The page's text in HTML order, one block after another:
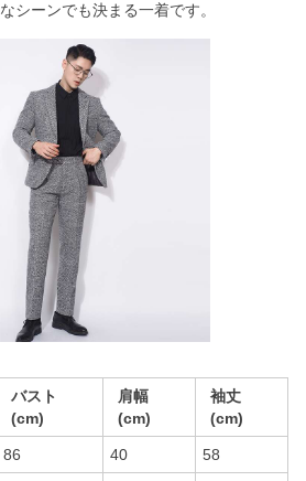
シーンでも決まる一着です。
バスト
(cm)
肩幅
(cm)
袖丈
(cm)
86 40 58